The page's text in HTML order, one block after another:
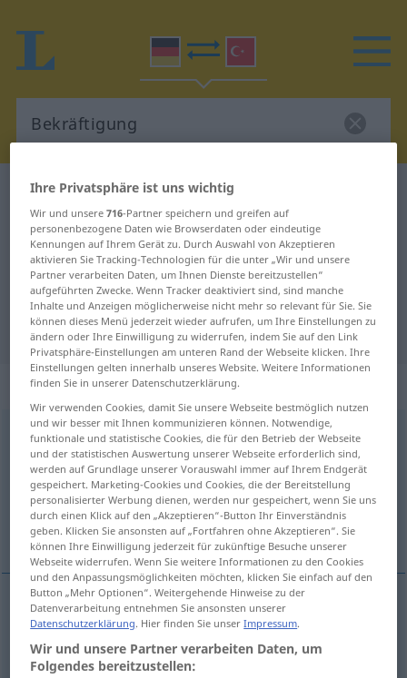
Deutsch-Türkisch Wörterbuch
Deutsch-Türkisch Übersetzung für
"Bekräftigung"
"Bekräftigung" Türkisch
Übersetzung
„Bekräftigung“: weiblich
Bekräftigungf <Bekräftigung ;-en>
Übersicht aller Übersetzungen
(Für mehr Details die Übersetzung anklicken/antippen)
teyit, destekleme
teyit Bekräftigung
destek(leme) Bekräftigung
Ihre Privatsphäre ist uns wichtig
Wir und unsere716-Partner speichern und greifen auf
personenbezogene Daten wie Browserdaten oder eindeutige
Kennungen auf Ihrem Gerät zu. Durch Auswahl von Akzeptieren
aktivieren Sie Tracking-Technologien für die unter „Wir und unsere
Partner verarbeiten Daten, um Ihnen Dienste bereitzustellen“
aufgeführten Zwecke. Wenn Tracker deaktiviert sind, sind manche
Inhalte und Anzeigen möglicherweise nicht mehr so relevant für Sie. Sie
können dieses Menü jederzeit wieder aufrufen, um Ihre Einstellungen zu
ändern oder Ihre Einwilligung zu widerrufen, indem Sie auf den Link
Privatsphäre-Einstellungen am unteren Rand der Webseite klicken. Ihre
Einstellungen gelten innerhalb unseres Website. Weitere Informationen
finden Sie in unserer Datenschutzerklärung.
Wir verwenden Cookies, damit Sie unsere Webseite bestmöglich nutzen
und wir besser mit Ihnen kommunizieren können. Notwendige,
funktionale und statistische Cookies, die für den Betrieb der Webseite
und der statistischen Auswertung unserer Webseite erforderlich sind,
werden auf Grundlage unserer Vorauswahl immer auf Ihrem Endgerät
gespeichert. Marketing-Cookies und Cookies, die der Bereitstellung
personalisierter Werbung dienen, werden nur gespeichert, wenn Sie uns
durch einen Klick auf den „Akzeptieren“-Button Ihr Einverständnis
geben. Klicken Sie ansonsten auf „Fortfahren ohne Akzeptieren“. Sie
können Ihre Einwilligung jederzeit für zukünftige Besuche unserer
Webseite widerrufen. Wenn Sie weitere Informationen zu den Cookies
und den Anpassungsmöglichkeiten möchten, klicken Sie einfach auf den
Button „Mehr Optionen“. Weitergehende Hinweise zu der
Datenverarbeitung entnehmen Sie ansonsten unserer
Datenschutzerklärung. Hier finden Sie unserImpressum.
Wir und unsere Partner verarbeiten Daten, um
Folgendes bereitzustellen: